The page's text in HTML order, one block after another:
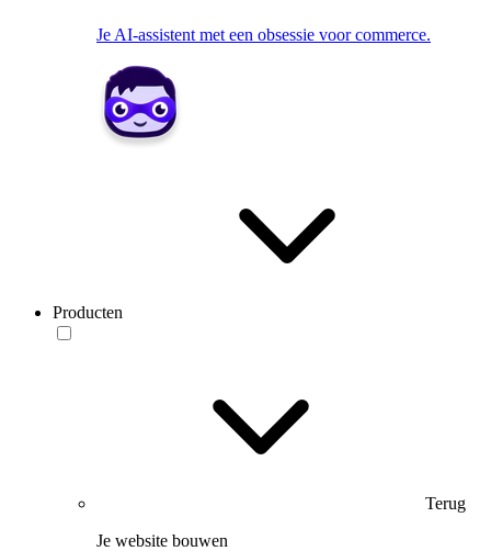
Je AI-assistent met een obsessie voor commerce.
Producten
Terug
Je website bouwen